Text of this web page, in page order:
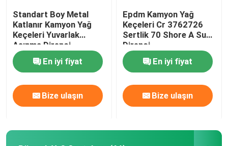
Standart Boy Metal
Katlanır Kamyon Yağ
Keçeleri Yuvarlak
Aşınma Direnci
En iyi fiyat
Bize ulaşın
Epdm Kamyon Yağ
Keçeleri Cr 3762726
Sertlik 70 Shore A Su
Direnci
En iyi fiyat
Bize ulaşın